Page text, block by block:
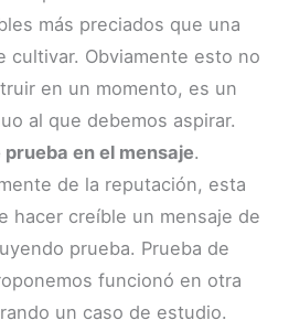
más preciados que una
cultivar. Obviamente esto no
en un momento, es un
al que debemos aspirar.
prueba en el mensaje.
de la reputación, esta
hacer creíble un mensaje de
prueba. Prueba de
funcionó en otra
un caso de estudio.